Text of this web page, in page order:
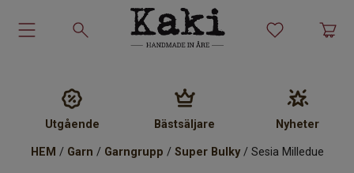
Stickmönster
Utgående Bästsäljare Nyheter
HEM / Garn / Garngrupp / Super Bulky/ Sesia Milledue